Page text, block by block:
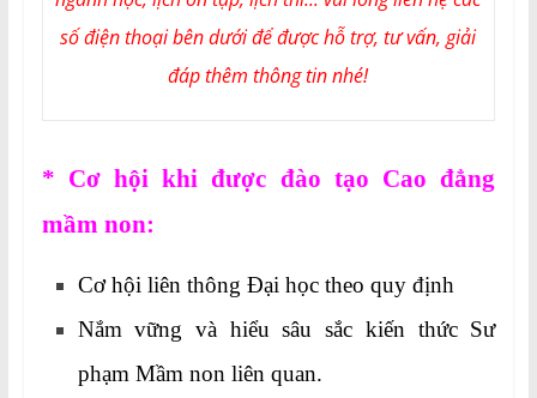
số điện thoại bên dưới để được hỗ trợ, tư vấn, giải
đáp thêm thông tin nhé!
* Cơ hội khi được đào tạo Cao đẳng
mầm non:
Cơ hội liên thông Đại học theo quy định
Nắm vững và hiểu sâu sắc kiến thức Sư
phạm Mầm non liên quan.